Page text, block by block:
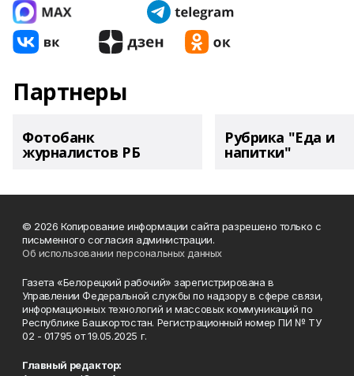
Партнеры
Фотобанк
журналистов РБ
Рубрика "Еда и
напитки"
© 2026 Копирование информации сайта разрешено только с
письменного согласия администрации.
Об использовании персональных данных
Газета «Белорецкий рабочий» зарегистрирована в
Управлении Федеральной службы по надзору в сфере связи,
информационных технологий и массовых коммуникаций по
Республике Башкортостан. Регистрационный номер ПИ № ТУ
02 - 01795 от 19.05.2025 г.
Главный редактор: